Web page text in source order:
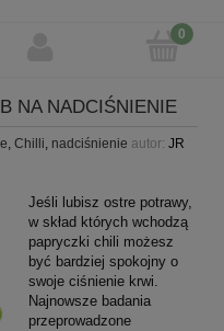
NA NADCIŚNIENIE
, Chilli, nadciśnienie autor: JR
Jeśli lubisz ostre potrawy,
w skład których wchodzą
papryczki chili możesz
być bardziej spokojny o
swoje ciśnienie krwi.
Najnowsze badania
przeprowadzone